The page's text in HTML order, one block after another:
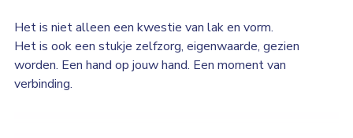
Het is niet alleen een kwestie van lak en vorm.
Het is ook een stukje zelfzorg, eigenwaarde, gezien
worden. Een hand op jouw hand. Een moment van
verbinding.